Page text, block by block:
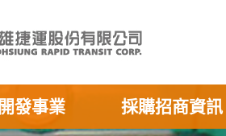
開發事業 採購招商資訊